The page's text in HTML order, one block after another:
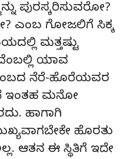
ಪುರಸ್ಕರಿಸುವರೋ?
ಎಂಬ ಗೋಜಲಿಗೆ ಸಿಕ್ಕ
ಮತ್ತಷ್ಟು
ಯಾವ
ನೆರೆ-ಹೊರೆಯವರ
ಇಂತಹ ಮನೋ
ಹಾಗಾಗಿ
ಹೊರತು
ಆತನ ಈ ಸ್ಥಿತಿಗೆ ಇದೇ